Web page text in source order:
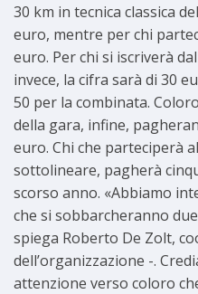
30 km in tecnica classica
euro, mentre per chi
euro. Per chi si iscriverà
invece, la cifra sarà di 30
50 per la combinata.
della gara, infine,
euro. Chi che parteciperà
sottolineare, pagherà
scorso anno. «Abbiamo
che si sobbarcheranno
spiega Roberto De Zolt,
dell’organizzazione -.
attenzione verso coloro